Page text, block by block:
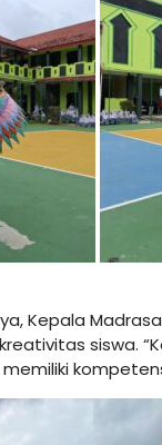
Kepala
siswa.